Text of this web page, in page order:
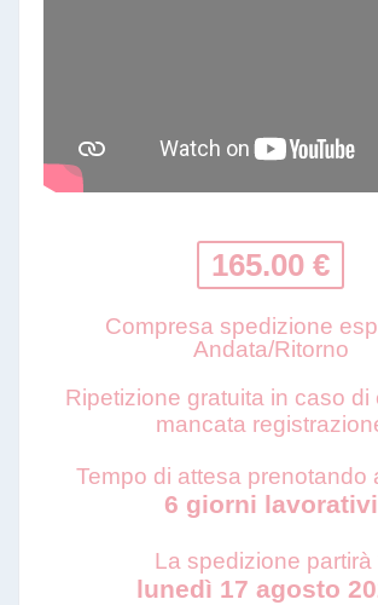
165.00 €
Compresa spedizione
Andata/Ritorno
Ripetizione gratuita in caso di
mancata
Tempo di attesa prenotando
6 giorni lavorativi
La spedizione partirà
lunedì 17 agosto